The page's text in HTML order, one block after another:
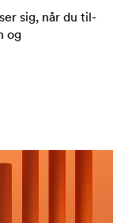
sig, når du til-
og